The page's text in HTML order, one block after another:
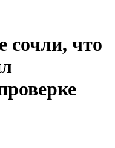
сочли, что